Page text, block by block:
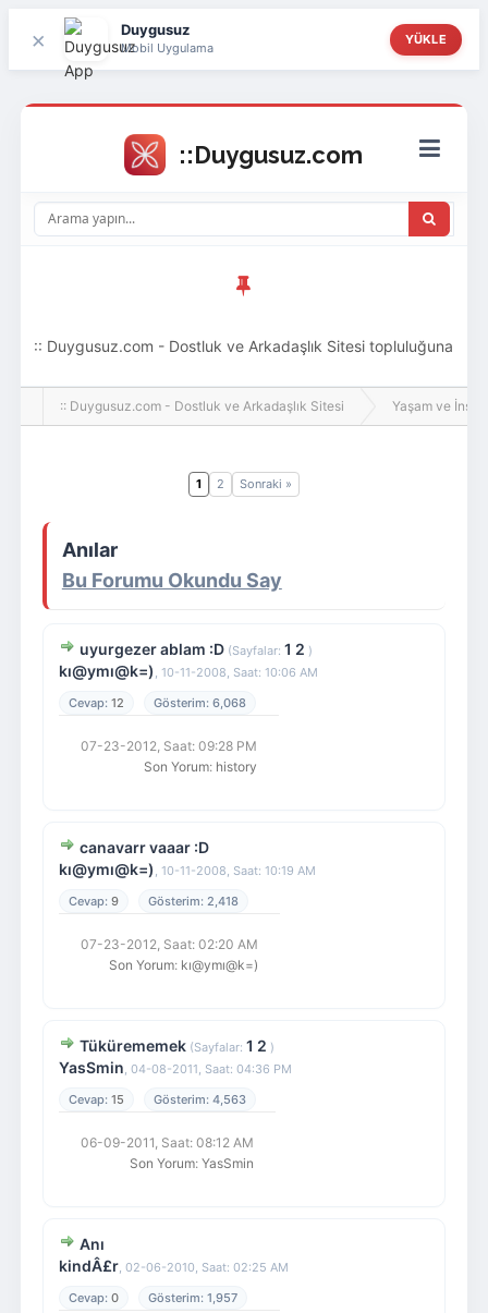
× Duygusuz
Mobil Uygulama
YÜKLE
:: Duygusuz.com - Dostluk ve Arkadaşlık Sitesi topluluğuna
hoş geldin ziyaretçi! Aramıza katılmak istersen kayıt
:: Duygusuz.com - Dostluk ve Arkadaşlık Sitesi Yaşam ve İnsan
1 2 Sonraki »
Bu Forumu Okundu Say
Anılar
uyurgezer ablam :D (Sayfalar: 1 2 )
kı@ymı@k=) , 10-11-2008, Saat: 10:06 AM
12
6,068
07-23-2012, Saat: 09:28 PM
Son Yorum: history
canavarr vaaar :D
kı@ymı@k=) , 10-11-2008, Saat: 10:19 AM
9
2,418
07-23-2012, Saat: 02:20 AM
Son Yorum: kı@ymı@k=)
Tükürememek (Sayfalar: 1 2 )
YasSmin, 04-08-2011, Saat: 04:36 PM
15
4,563
06-09-2011, Saat: 08:12 AM
Son Yorum: YasSmin
Anı
kindÂ£r, 02-06-2010, Saat: 02:25 AM
0
1,957